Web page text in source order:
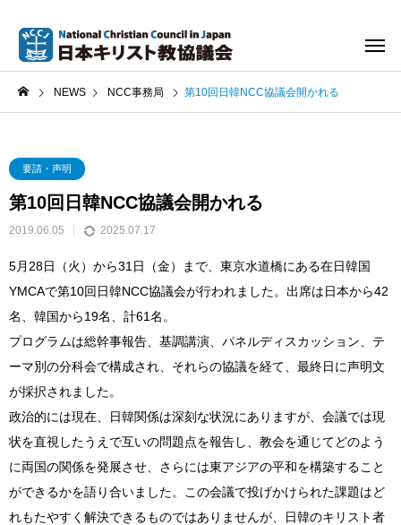
NEWS NCC事務局 第10回日韓NCC協議会開かれる
要請・声明
第10回日韓NCC協議会開かれる
2019.06.05 2025.07.17
5月28日（火）から31日（金）まで、東京水道橋にある在日韓国
YMCAで第10回日韓NCC協議会が行われました。出席は日本から42
名、韓国から19名、計61名。
プログラムは総幹事報告、基調講演、パネルディスカッション、テ
ーマ別の分科会で構成され、それらの協議を経て、最終日に声明文
が採択されました。
政治的には現在、日韓関係は深刻な状況にありますが、会議では現
状を直視したうえで互いの問題点を報告し、教会を通じてどのよう
に両国の関係を発展させ、さらには東アジアの平和を構築すること
ができるかを語り合いました。この会議で投げかけられた課題はど
れもたやすく解決できるものではありませんが、日韓のキリスト者